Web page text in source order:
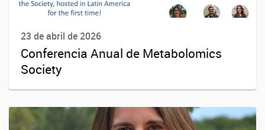
23 de abril de 2026
Conferencia Anual de Metabolomics
Society